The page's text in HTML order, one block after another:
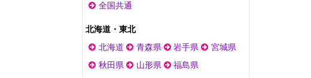
全国共通
北海道・東北
北海道
青森県 岩手県
宮城県
秋田県
山形県 福島県